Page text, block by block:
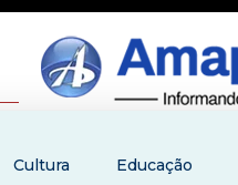
Cultura Educação